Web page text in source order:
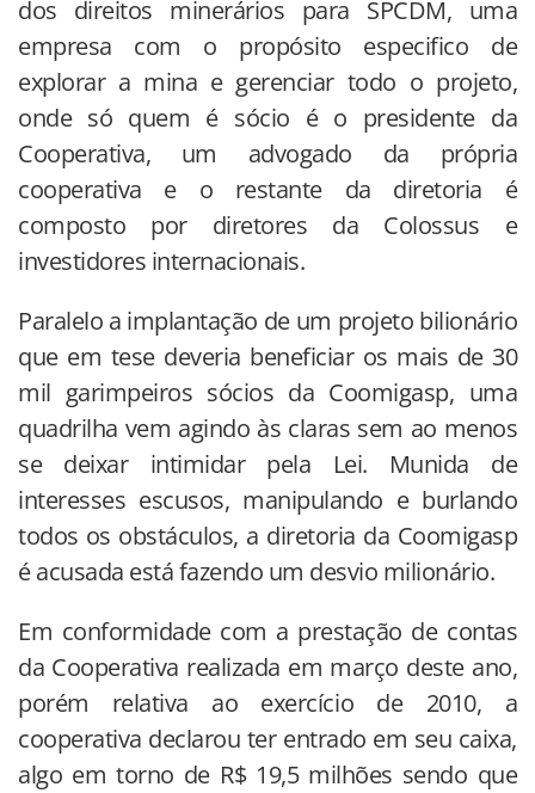
dos direitos minerários para SPCDM, uma
empresa com o propósito especifico de
explorar a mina e gerenciar todo o projeto,
onde só quem é sócio é o presidente da
Cooperativa, um advogado da própria
cooperativa e o restante da diretoria é
composto por diretores da Colossus e
investidores internacionais.
Paralelo a implantação de um projeto bilionário
que em tese deveria beneficiar os mais de 30
mil garimpeiros sócios da Coomigasp, uma
quadrilha vem agindo às claras sem ao menos
se deixar intimidar pela Lei. Munida de
interesses escusos, manipulando e burlando
todos os obstáculos, a diretoria da Coomigasp
é acusada está fazendo um desvio milionário.
Em conformidade com a prestação de contas
da Cooperativa realizada em março deste ano,
porém relativa ao exercício de 2010, a
cooperativa declarou ter entrado em seu caixa,
algo em torno de R$ 19,5 milhões sendo que